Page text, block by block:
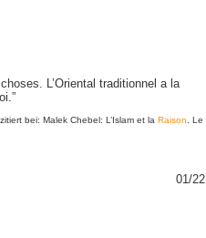
L’Oriental traditionnel a la
bei: Malek Chebel: L’Islam et la Raison. Le
01/22